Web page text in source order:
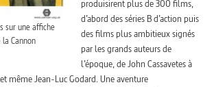
sur une affiche
Cannon
produisirent plus de 300 films,
d’abord des séries B d’action puis
des films plus ambitieux signés
par les grands auteurs de
l’époque, de John Cassavetes à
même Jean-Luc Godard. Une aventure